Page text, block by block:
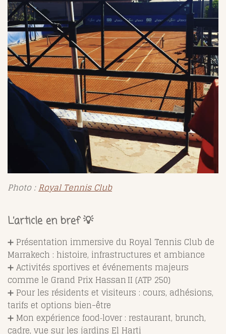
Photo :Royal Tennis Club
L’article en bref 💡
➕ Présentation immersive du Royal Tennis Club de
Marrakech : histoire, infrastructures et ambiance
➕ Activités sportives et événements majeurs
comme le Grand Prix Hassan II (ATP 250)
➕ Pour les résidents et visiteurs : cours, adhésions,
tarifs et options bien-être
➕ Mon expérience food‑lover : restaurant, brunch,
cadre, vue sur les jardins El Harti